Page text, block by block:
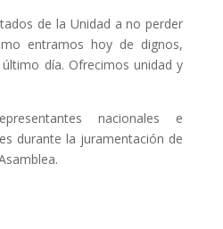
de la Unidad a no perder
entramos hoy de dignos,
día. Ofrecimos unidad y
nacionales e
durante la juramentación de